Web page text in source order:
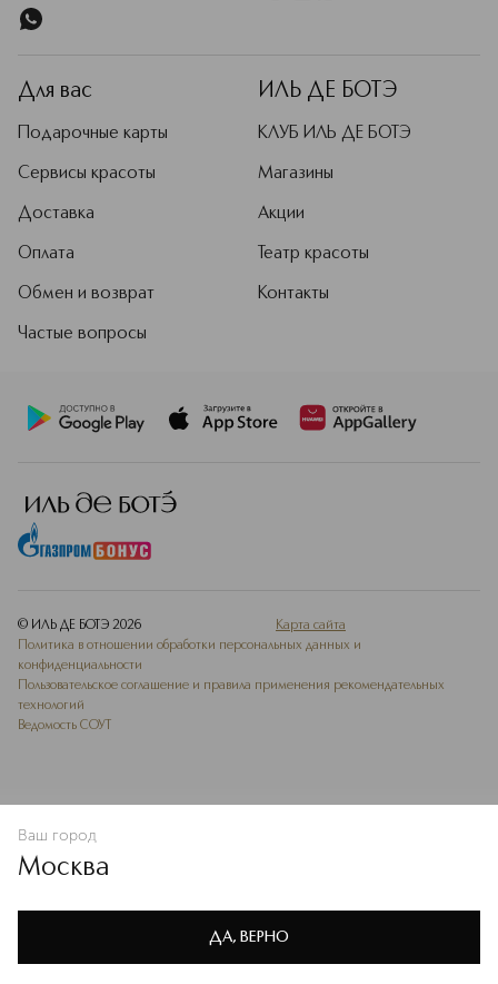
Политике конфиденциальности
В КОРЗИНУ
Для вас
Подарочные карты
Сервисы красоты
Доставка
Оплата
Обмен и возврат
Частые вопросы
ИЛЬ ДЕ БОТЭ
КЛУБ ИЛЬ ДЕ БОТЭ
Магазины
Акции
Театр красоты
Контакты
© ИЛЬ ДЕ БОТЭ 2026
Карта сайта
Политика в отношении обработки персональных данных и
конфиденциальности
Пользовательское соглашение и правила применения рекомендательных
технологий
Ведомость СОУТ
Ваш город
Москва
ДА, ВЕРНО